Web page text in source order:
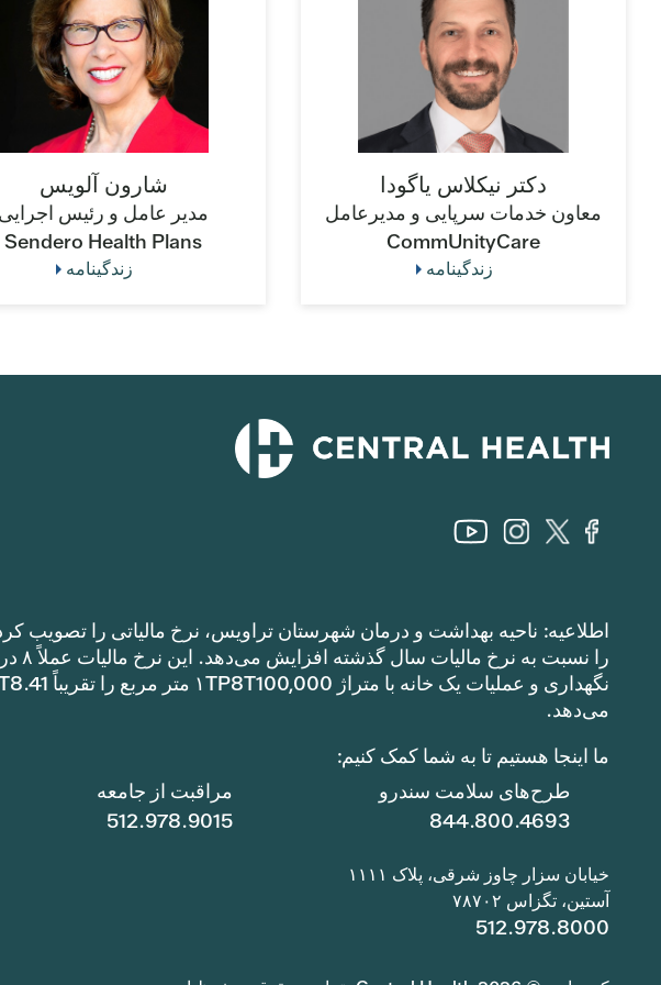
دکتر نیکلاس یاگودا
معاون خدمات سرپایی و مدیرعامل
CommUnityCare
زندگینامه
شارون آلویس
مدیر عامل و رئیس اجرایی
Sendero Health Plans
زندگینامه
اطلاعیه: ناحیه بهداشت و درمان شهرستان تراویس، نرخ مالیاتی را تصویب
را
می‌دهد.
ما اینجا هستیم تا به شما کمک کنیم:
مراقبت از جامعه
512.978.9015
طرح‌های سلامت سندرو
844.800.4693
خیابان سزار چاوز شرقی، پلاک ۱۱۱۱
آستین، تگزاس ۷۸۷۰۲
512.978.8000